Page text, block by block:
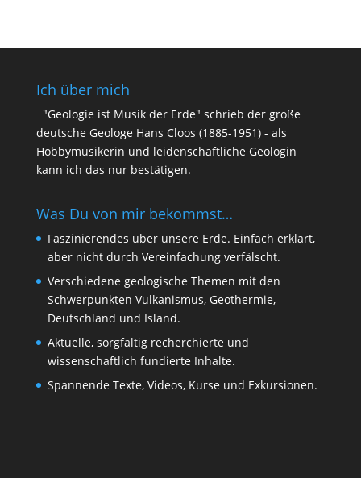
Ich über mich
"Geologie ist Musik der Erde" schrieb der große
deutsche Geologe Hans Cloos (1885-1951) - als
Hobbymusikerin und leidenschaftliche Geologin
kann ich das nur bestätigen.
Was Du von mir bekommst…
Faszinierendes über unsere Erde. Einfach erklärt,
aber nicht durch Vereinfachung verfälscht.
Verschiedene geologische Themen mit den
Schwerpunkten Vulkanismus, Geothermie,
Deutschland und Island.
Aktuelle, sorgfältig recherchierte und
wissenschaftlich fundierte Inhalte.
Spannende Texte, Videos, Kurse und Exkursionen.